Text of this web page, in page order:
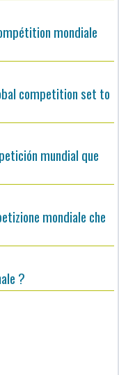
mondiale
competition set to
mundial que
mondiale che
?